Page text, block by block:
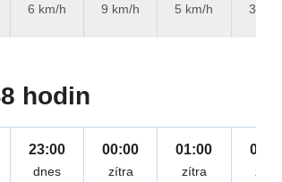
6 km/h
9 km/h
5 km/h
3 km/h
hodin
23:00
dnes
00:00
zítra
01:00
zítra
02:00
zítra